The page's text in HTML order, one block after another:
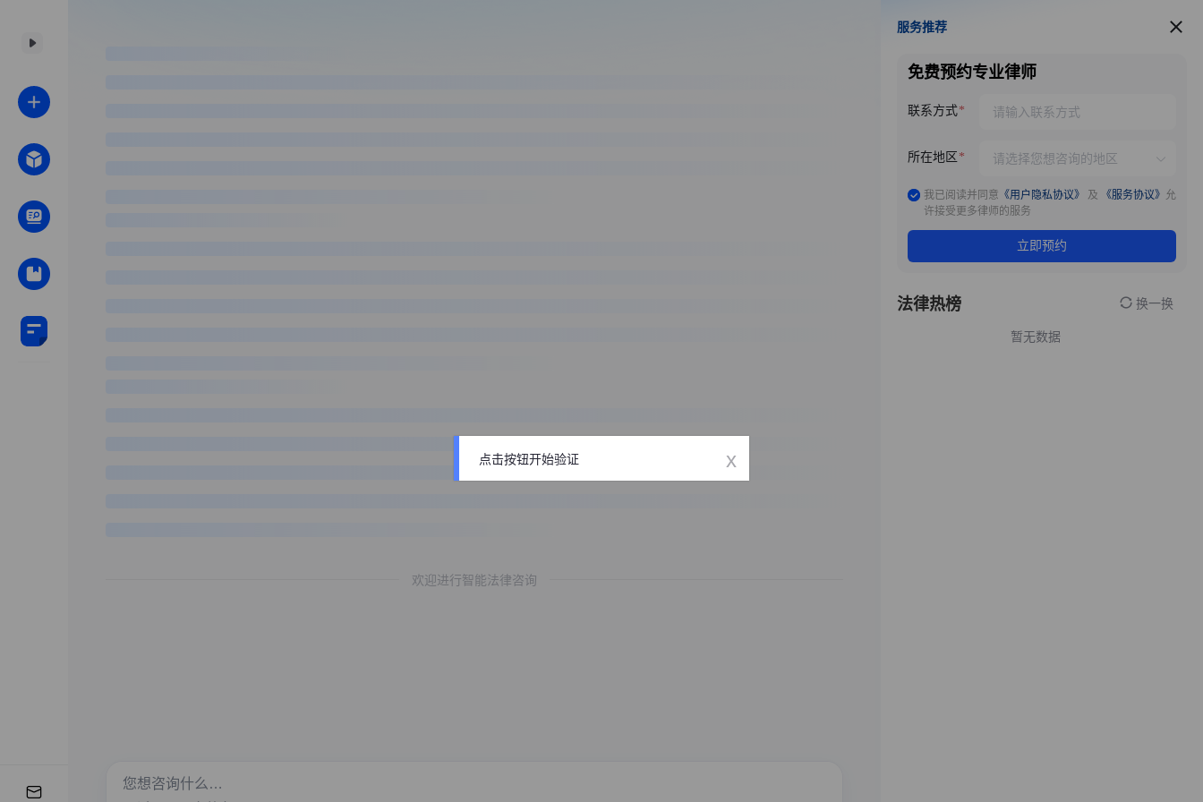
欢迎进行智能法律咨询
服务推荐
服务推荐
免费预约专业律师
联系方式
所在地区
我已阅读并同意 《用户隐私协议》 及 《服务协议》 允
许接受更多律师的服务
立即预约
法律热榜 换一换
暂无数据
点击按钮开始验证 x